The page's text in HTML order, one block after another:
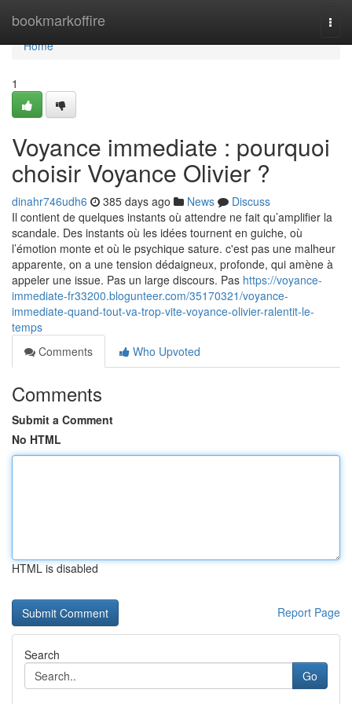
bookmarkoffire
Home
Home
1
Voyance immediate : pourquoi
choisir Voyance Olivier ?
dinahr746udh6 385 days ago News
Discuss
Il contient de quelques instants où attendre ne fait qu’amplifier la
scandale. Des instants où les idées tournent en guiche, où
l’émotion monte et où le psychique sature. c'est pas une malheur
apparente, on a une tension dédaigneux, profonde, qui amène à
appeler une issue. Pas un large discours. Pas https://voyance-
immediate-fr33200.blogunteer.com/35170321/voyance-
immediate-quand-tout-va-trop-vite-voyance-olivier-ralentit-le-
temps
Comments
Who Upvoted
Comments
Submit a Comment
No HTML
HTML is disabled
Report Page
Search
Go